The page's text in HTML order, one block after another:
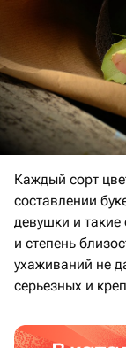
Каждый сорт
составлении
девушки и
и степень
ухаживаний не
серьезных и